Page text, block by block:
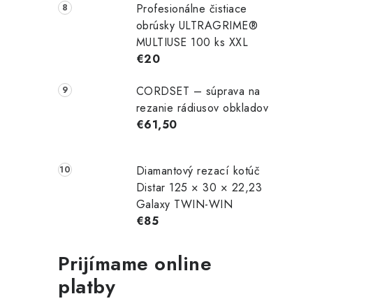
Profesionálne čistiace
obrúsky ULTRAGRIME®
MULTIUSE 100 ks XXL
€20
CORDSET – súprava na
rezanie rádiusov obkladov
€61,50
Diamantový rezací kotúč
Distar 125 × 30 × 22,23
Galaxy TWIN-WIN
€85
Prijímame online
platby